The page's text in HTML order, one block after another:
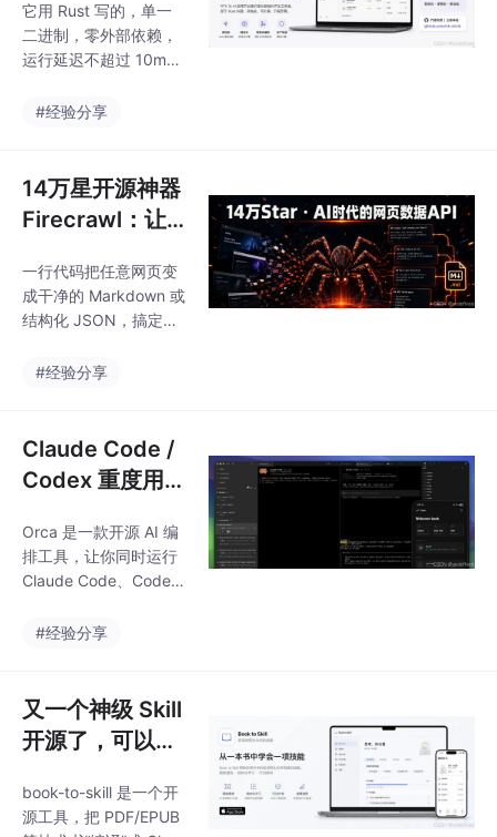
并以对开发者友好的方
式呈现出来。我有个习
惯：每次 Claude Code
案，或者连续几轮任务
用成本直降80%
它用 Rust 写的，单一
二进制，零外部依赖，
运行延迟不超过 10m
在。即使开启，收集的
量、工具版本），绝对
不收集源代码、文件路
径、命令参数、环境变
AI 能拿到几百行输出，
其中大半是通过的测试
——这些对 AI 理解报错
描你最近的命令历史，
你"你
#经验分享
14万星开源神器
Firecrawl：让
“读懂“整个互联
网。
一行代码把任意网页变
成干净的 Markdown 或
结构化 JSON，搞定代
所有脏活，让你的 AI A
是靠营销堆出来的，是
因为这个问题足够普
遍，而它的解决方案足
染、反爬虫、格式转
换，统统帮你托管，你
只管用 API。，主语言
ython、Node.js、Go、
#经验分享
Claude Code /
Codex 重度用户
mpt，同时驱动
5 个 AI Agent：
程成为现实。
Orca 是一款开源 AI 编
排工具，让你同时运行
Claude Code、Codex
gent 在独立 git worktr
案。配套移动端 App 可
随时监控 Agent 进度、
手机发送后续指令。支
nux。
#经验分享
又一个神级 Skill
开源了，可以将
aude Code 随
book-to-skill 是一个开
源工具，把 PDF/EPUB